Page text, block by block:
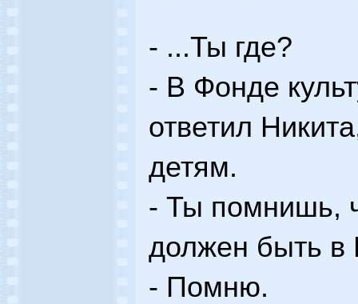
- ...Ты где?
- В Фонде
ответил
детям.
- Ты помнишь,
должен быть в
- Помню.